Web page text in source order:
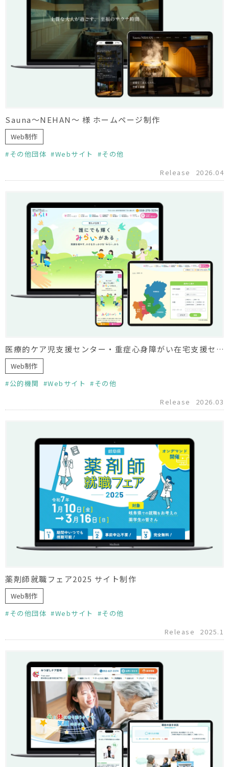
Sauna〜NEHAN〜 様 ホームページ制作
Web制作
その他団体
Webサイト
その他
Release
2026.04
医療的ケア児支援センター・重症心身障がい在宅支援センター みらい様 ホームページリニューアル
Web制作
公的機関
Webサイト
その他
Release
2026.03
薬剤師就職フェア2025 サイト制作
Web制作
その他団体
Webサイト
その他
Release
2025.1